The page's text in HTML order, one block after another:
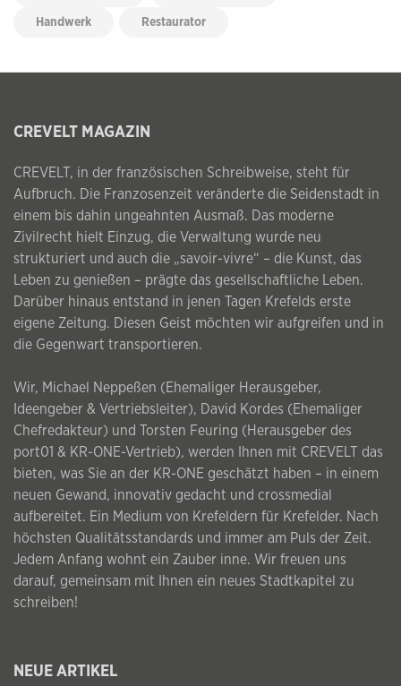
Handwerk Restaurator
CREVELT MAGAZIN
CREVELT, in der französischen Schreibweise, steht für
Aufbruch. Die Franzosenzeit veränderte die Seidenstadt in
einem bis dahin ungeahnten Ausmaß. Das moderne
Zivilrecht hielt Einzug, die Verwaltung wurde neu
strukturiert und auch die „savoir-vivre“ – die Kunst, das
Leben zu genießen – prägte das gesellschaftliche Leben.
Darüber hinaus entstand in jenen Tagen Krefelds erste
eigene Zeitung. Diesen Geist möchten wir aufgreifen und in
die Gegenwart transportieren.
Wir, Michael Neppeßen (Ehemaliger Herausgeber,
Ideengeber & Vertriebsleiter), David Kordes (Ehemaliger
Chefredakteur) und Torsten Feuring (Herausgeber des
port01 & KR-ONE-Vertrieb), werden Ihnen mit CREVELT das
bieten, was Sie an der KR-ONE geschätzt haben – in einem
neuen Gewand, innovativ gedacht und crossmedial
aufbereitet. Ein Medium von Krefeldern für Krefelder. Nach
höchsten Qualitätsstandards und immer am Puls der Zeit.
Jedem Anfang wohnt ein Zauber inne. Wir freuen uns
darauf, gemeinsam mit Ihnen ein neues Stadtkapitel zu
schreiben!
NEUE ARTIKEL